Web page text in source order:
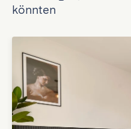
könnten